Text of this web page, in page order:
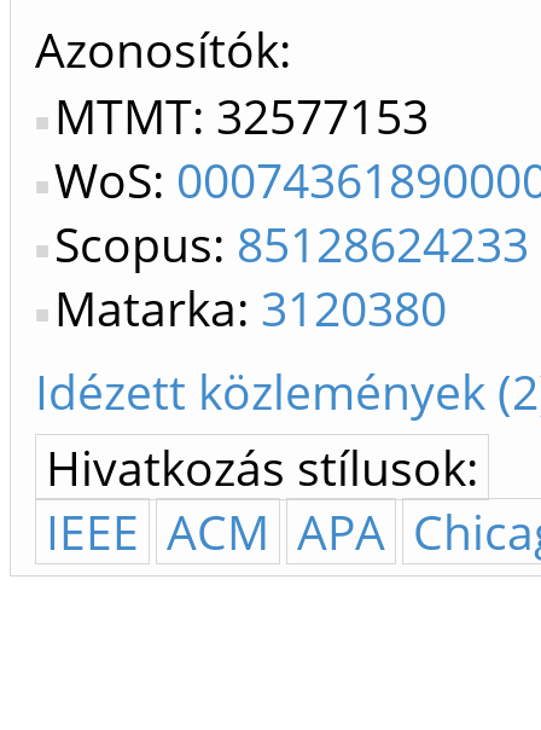
Azonosítók
MTMT: 32577153
WoS:
Scopus: 85128624233
Matarka: 3120380
Idézett közlemények
Hivatkozás stílusok:
IEEE ACM APA